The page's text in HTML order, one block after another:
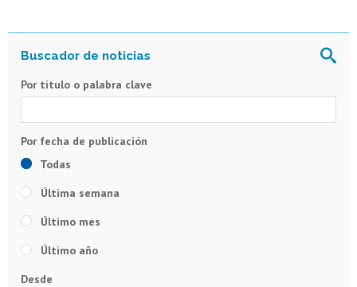
Por título o palabra clave
Todas
Última semana
Último mes
Último año
Desde